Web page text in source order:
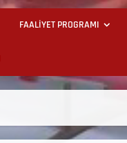
FAALİYET PROGRAMI